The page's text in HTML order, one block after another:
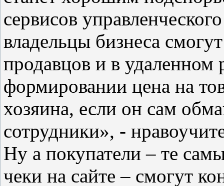
сервисов
владельцы бизнеса
продавцов и в удаленном
формировании цена на
хозяина, если он сам
сотрудники», -
Ну а покупатели – те
чеки на сайте – смогут